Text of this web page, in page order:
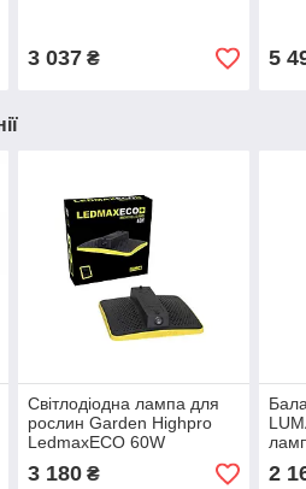
3 037₴ 5
Світлодіодна лампа для
рослин Garden Highpro
LedmaxECO 60W
3 180₴ 2